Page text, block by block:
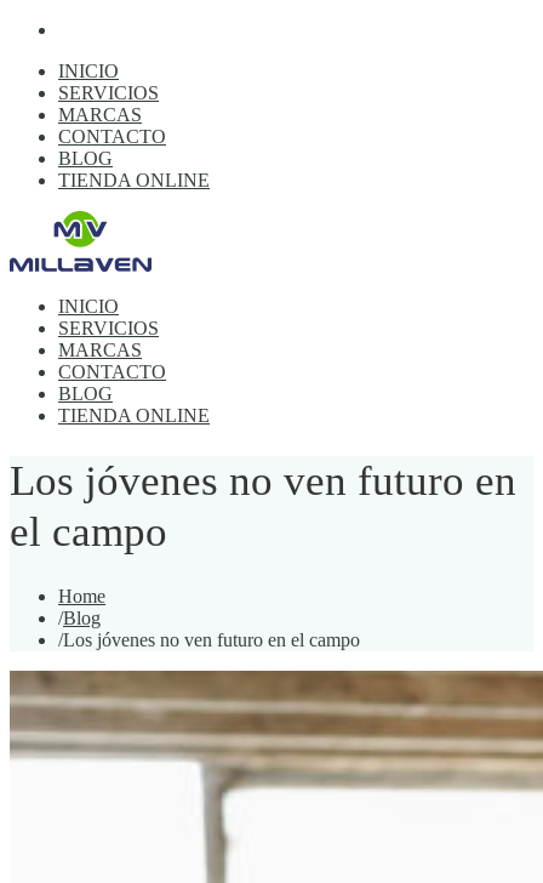
INICIO
SERVICIOS
MARCAS
CONTACTO
BLOG
TIENDA ONLINE
INICIO
SERVICIOS
MARCAS
CONTACTO
BLOG
TIENDA ONLINE
Los jóvenes no ven futuro en
el campo
Home
/Blog
/Los jóvenes no ven futuro en el campo